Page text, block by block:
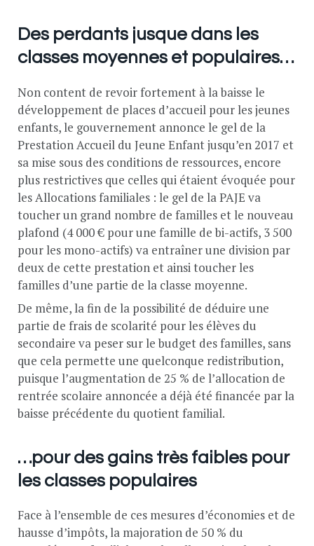
Des perdants jusque dans les
classes moyennes et populaires…
Non content de revoir fortement à la baisse le
développement de places d’accueil pour les jeunes
enfants, le gouvernement annonce le gel de la
Prestation Accueil du Jeune Enfant jusqu’en 2017 et
sa mise sous des conditions de ressources, encore
plus restrictives que celles qui étaient évoquée pour
les Allocations familiales : le gel de la PAJE va
toucher un grand nombre de familles et le nouveau
plafond (4 000 € pour une famille de bi-actifs, 3 500
pour les mono-actifs) va entraîner une division par
deux de cette prestation et ainsi toucher les
familles d’une partie de la classe moyenne.
De même, la fin de la possibilité de déduire une
partie de frais de scolarité pour les élèves du
secondaire va peser sur le budget des familles, sans
que cela permette une quelconque redistribution,
puisque l’augmentation de 25 % de l’allocation de
rentrée scolaire annoncée a déjà été financée par la
baisse précédente du quotient familial.
…pour des gains très faibles pour
les classes populaires
Face à l’ensemble de ces mesures d’économies et de
hausse d’impôts, la majoration de 50 % du